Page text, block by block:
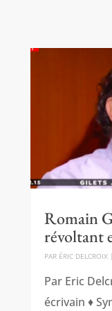
Romain
révoltant
PAR ÉRIC DELCROIX|
Par Eric
écrivain ♦